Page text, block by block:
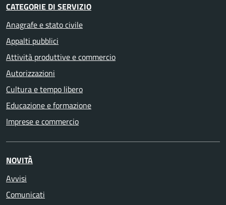
CATEGORIE DI SERVIZIO
Anagrafe e stato civile
Appalti pubblici
Attività produttive e commercio
Autorizzazioni
Cultura e tempo libero
Educazione e formazione
Imprese e commercio
NOVITÀ
Avvisi
Comunicati